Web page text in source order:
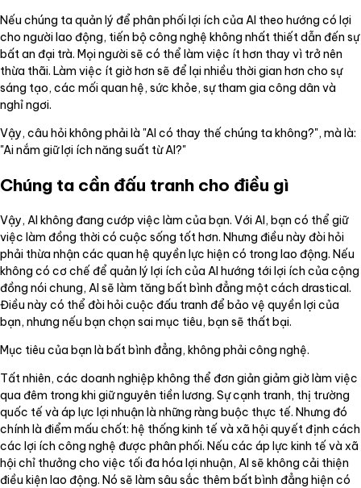
Nếu chúng ta quản lý để phân phối lợi ích của AI theo hướng có lợi
cho người lao động, tiến bộ công nghệ không nhất thiết dẫn đến sự
bất an đại trà. Mọi người sẽ có thể làm việc ít hơn thay vì trở nên
thừa thãi. Làm việc ít giờ hơn sẽ để lại nhiều thời gian hơn cho sự
sáng tạo, các mối quan hệ, sức khỏe, sự tham gia công dân và
nghỉ ngơi.
Vậy, câu hỏi không phải là "AI có thay thế chúng ta không?", mà là:
"Ai nắm giữ lợi ích năng suất từ AI?"
Chúng ta cần đấu tranh cho điều gì
Vậy, AI không đang cướp việc làm của bạn. Với AI, bạn có thể giữ
việc làm đồng thời có cuộc sống tốt hơn. Nhưng điều này đòi hỏi
phải thừa nhận các quan hệ quyền lực hiện có trong lao động. Nếu
không có cơ chế để quản lý lợi ích của AI hướng tới lợi ích của cộng
đồng nói chung, AI sẽ làm tăng bất bình đẳng một cách drastical.
Điều này có thể đòi hỏi cuộc đấu tranh để bảo vệ quyền lợi của
bạn, nhưng nếu bạn chọn sai mục tiêu, bạn sẽ thất bại.
Mục tiêu của bạn là bất bình đẳng, không phải công nghệ.
Tất nhiên, các doanh nghiệp không thể đơn giản giảm giờ làm việc
qua đêm trong khi giữ nguyên tiền lương. Sự cạnh tranh, thị trường
quốc tế và áp lực lợi nhuận là những ràng buộc thực tế. Nhưng đó
chính là điểm mấu chốt: hệ thống kinh tế và xã hội quyết định cách
các lợi ích công nghệ được phân phối. Nếu các áp lực kinh tế và xã
hội chỉ thưởng cho việc tối đa hóa lợi nhuận, AI sẽ không cải thiện
điều kiện lao động. Nó sẽ làm sâu sắc thêm bất bình đẳng hiện có